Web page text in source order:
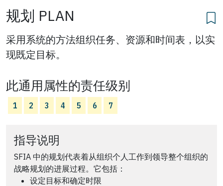
规划 PLAN
采用系统的方法组织任务、资源和时间表，以实
现既定目标。
此通用属性的责任级别
1 2 3 4 5 6 7
指导说明
SFIA 中的规划代表着从组织个人工作到领导整个组织的
战略规划的进展过程。它包括：
设定目标和确定时限